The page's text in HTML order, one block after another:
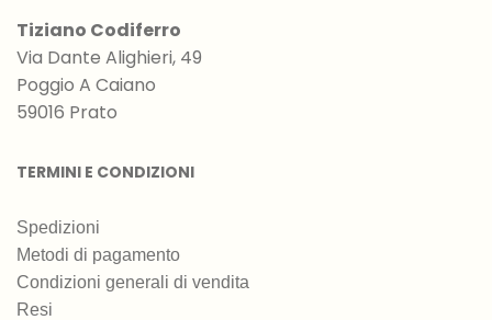
Tiziano Codiferro
Via Dante Alighieri, 49
Poggio A Caiano
59016 Prato
TERMINI E CONDIZIONI
Spedizioni
Metodi di pagamento
Condizioni generali di vendita
Resi